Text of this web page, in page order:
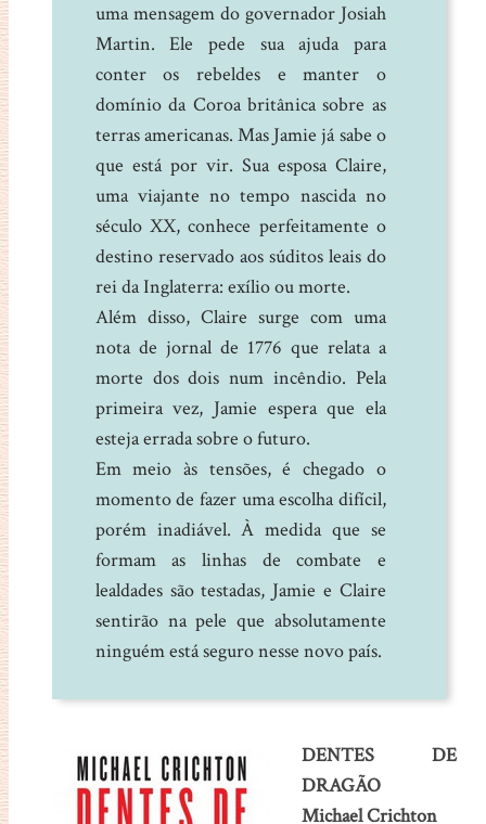
uma mensagem do governador Josiah
Martin. Ele pede sua ajuda para
conter os rebeldes e manter o
domínio da Coroa britânica sobre as
terras americanas. Mas Jamie já sabe o
que está por vir. Sua esposa Claire,
uma viajante no tempo nascida no
século XX, conhece perfeitamente o
destino reservado aos súditos leais do
rei da Inglaterra: exílio ou morte.
Além disso, Claire surge com uma
nota de jornal de 1776 que relata a
morte dos dois num incêndio. Pela
primeira vez, Jamie espera que ela
esteja errada sobre o futuro.
Em meio às tensões, é chegado o
momento de fazer uma escolha difícil,
porém inadiável. À medida que se
formam as linhas de combate e
lealdades são testadas, Jamie e Claire
sentirão na pele que absolutamente
ninguém está seguro nesse novo país.
DENTES DE
DRAGÃO
Michael Crichton